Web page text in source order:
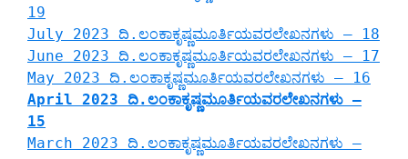
19
July 2023 ದಿ.ಲಂಕಾಕೃಷ್ಣಮೂರ್ತಿಯವರಲೇಖನಗಳು – 18
June 2023 ದಿ.ಲಂಕಾಕೃಷ್ಣಮೂರ್ತಿಯವರಲೇಖನಗಳು – 17
May 2023 ದಿ.ಲಂಕಾಕೃಷ್ಣಮೂರ್ತಿಯವರಲೇಖನಗಳು – 16
April 2023 ದಿ.ಲಂಕಾಕೃಷ್ಣಮೂರ್ತಿಯವರಲೇಖನಗಳು –
15
March 2023 ದಿ.ಲಂಕಾಕೃಷ್ಣಮೂರ್ತಿಯವರಲೇಖನಗಳು –